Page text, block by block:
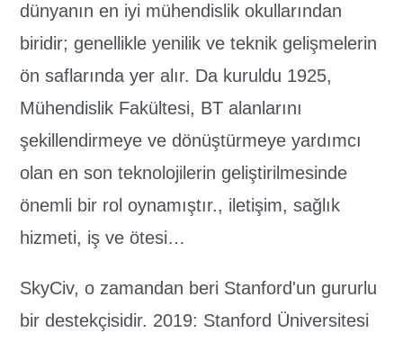
dünyanın en iyi mühendislik okullarından
biridir; genellikle yenilik ve teknik gelişmelerin
ön saflarında yer alır. Da kuruldu 1925,
Mühendislik Fakültesi, BT alanlarını
şekillendirmeye ve dönüştürmeye yardımcı
olan en son teknolojilerin geliştirilmesinde
önemli bir rol oynamıştır., iletişim, sağlık
hizmeti, iş ve ötesi…
SkyCiv, o zamandan beri Stanford'un gururlu
bir destekçisidir. 2019: Stanford Üniversitesi